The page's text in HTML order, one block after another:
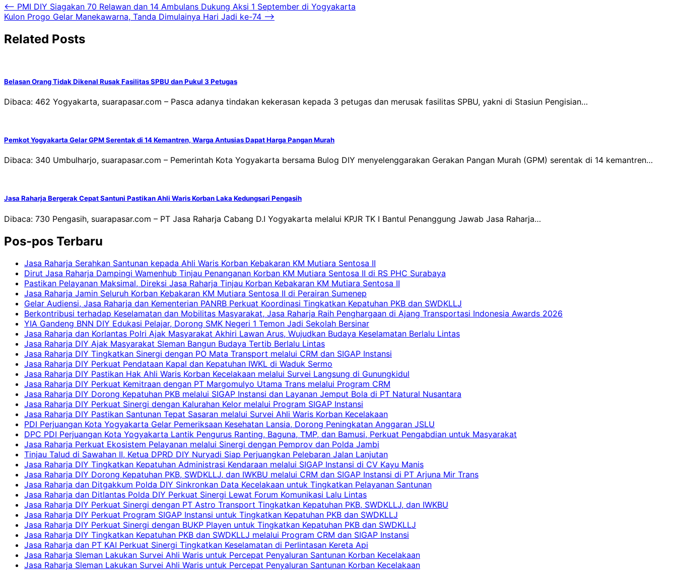
Navigasi
pos
⟵ PMI DIY Siagakan 70 Relawan dan 14 Ambulans Dukung Aksi 1 September di Yogyakarta
Kulon Progo Gelar Manekawarna, Tanda Dimulainya Hari Jadi ke-74 ⟶
Related Posts
Belasan Orang Tidak Dikenal Rusak Fasilitas SPBU dan Pukul 3 Petugas
Dibaca: 462 Yogyakarta, suarapasar.com – Pasca adanya tindakan kekerasan kepada 3 petugas dan merusak fasilitas SPBU, yakni di Stasiun Pengisian…
Pemkot Yogyakarta Gelar GPM Serentak di 14 Kemantren, Warga Antusias Dapat Harga Pangan Murah
Dibaca: 340 Umbulharjo, suarapasar.com – Pemerintah Kota Yogyakarta bersama Bulog DIY menyelenggarakan Gerakan Pangan Murah (GPM) serentak di 14 kemantren…
Jasa Raharja Bergerak Cepat Santuni Pastikan Ahli Waris Korban Laka Kedungsari Pengasih
Dibaca: 730 Pengasih, suarapasar.com – PT Jasa Raharja Cabang D.I Yogyakarta melalui KPJR TK I Bantul Penanggung Jawab Jasa Raharja…
Pos-pos Terbaru
Jasa Raharja Serahkan Santunan kepada Ahli Waris Korban Kebakaran KM Mutiara Sentosa II
Dirut Jasa Raharja Dampingi Wamenhub Tinjau Penanganan Korban KM Mutiara Sentosa II di RS PHC Surabaya
Pastikan Pelayanan Maksimal, Direksi Jasa Raharja Tinjau Korban Kebakaran KM Mutiara Sentosa II
Jasa Raharja Jamin Seluruh Korban Kebakaran KM Mutiara Sentosa II di Perairan Sumenep
Gelar Audiensi, Jasa Raharja dan Kementerian PANRB Perkuat Koordinasi Tingkatkan Kepatuhan PKB dan SWDKLLJ
Berkontribusi terhadap Keselamatan dan Mobilitas Masyarakat, Jasa Raharja Raih Penghargaan di Ajang Transportasi Indonesia Awards 2026
YIA Gandeng BNN DIY Edukasi Pelajar, Dorong SMK Negeri 1 Temon Jadi Sekolah Bersinar
Jasa Raharja dan Korlantas Polri Ajak Masyarakat Akhiri Lawan Arus, Wujudkan Budaya Keselamatan Berlalu Lintas
Jasa Raharja DIY Ajak Masyarakat Sleman Bangun Budaya Tertib Berlalu Lintas
Jasa Raharja DIY Tingkatkan Sinergi dengan PO Mata Transport melalui CRM dan SIGAP Instansi
Jasa Raharja DIY Perkuat Pendataan Kapal dan Kepatuhan IWKL di Waduk Sermo
Jasa Raharja DIY Pastikan Hak Ahli Waris Korban Kecelakaan melalui Survei Langsung di Gunungkidul
Jasa Raharja DIY Perkuat Kemitraan dengan PT Margomulyo Utama Trans melalui Program CRM
Jasa Raharja DIY Dorong Kepatuhan PKB melalui SIGAP Instansi dan Layanan Jemput Bola di PT Natural Nusantara
Jasa Raharja DIY Perkuat Sinergi dengan Kalurahan Kelor melalui Program SIGAP Instansi
Jasa Raharja DIY Pastikan Santunan Tepat Sasaran melalui Survei Ahli Waris Korban Kecelakaan
PDI Perjuangan Kota Yogyakarta Gelar Pemeriksaan Kesehatan Lansia, Dorong Peningkatan Anggaran JSLU
DPC PDI Perjuangan Kota Yogyakarta Lantik Pengurus Ranting, Baguna, TMP, dan Bamusi, Perkuat Pengabdian untuk Masyarakat
Jasa Raharja Perkuat Ekosistem Pelayanan melalui Sinergi dengan Pemprov dan Polda Jambi
Tinjau Talud di Sawahan II, Ketua DPRD DIY Nuryadi Siap Perjuangkan Pelebaran Jalan Lanjutan
Jasa Raharja DIY Tingkatkan Kepatuhan Administrasi Kendaraan melalui SIGAP Instansi di CV Kayu Manis
Jasa Raharja DIY Dorong Kepatuhan PKB, SWDKLLJ, dan IWKBU melalui CRM dan SIGAP Instansi di PT Arjuna Mir Trans
Jasa Raharja dan Ditgakkum Polda DIY Sinkronkan Data Kecelakaan untuk Tingkatkan Pelayanan Santunan
Jasa Raharja dan Ditlantas Polda DIY Perkuat Sinergi Lewat Forum Komunikasi Lalu Lintas
Jasa Raharja DIY Perkuat Sinergi dengan PT Astro Transport Tingkatkan Kepatuhan PKB, SWDKLLJ, dan IWKBU
Jasa Raharja DIY Perkuat Program SIGAP Instansi untuk Tingkatkan Kepatuhan PKB dan SWDKLLJ
Jasa Raharja DIY Perkuat Sinergi dengan BUKP Playen untuk Tingkatkan Kepatuhan PKB dan SWDKLLJ
Jasa Raharja DIY Tingkatkan Kepatuhan PKB dan SWDKLLJ melalui Program CRM dan SIGAP Instansi
Jasa Raharja dan PT KAI Perkuat Sinergi Tingkatkan Keselamatan di Perlintasan Kereta Api
Jasa Raharja Sleman Lakukan Survei Ahli Waris untuk Percepat Penyaluran Santunan Korban Kecelakaan
Jasa Raharja Sleman Lakukan Survei Ahli Waris untuk Percepat Penyaluran Santunan Korban Kecelakaan